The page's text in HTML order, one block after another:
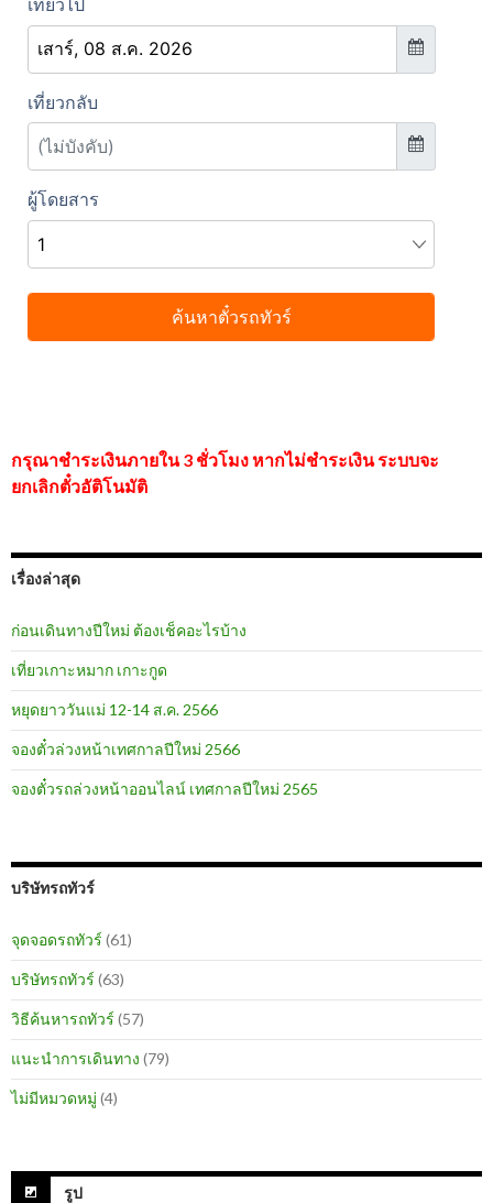
กรุณาชำระเงินภายใน 3 ชั่วโมง หากไม่ชำระเงิน ระบบจะ
ยกเลิกตั๋วอัติโนมัติ
เรื่องล่าสุด
ก่อนเดินทางปีใหม่ ต้องเช็คอะไรบ้าง
เที่ยวเกาะหมาก เกาะกูด
หยุดยาววันแม่ 12-14 ส.ค. 2566
จองตั๋วล่วงหน้าเทศกาลปีใหม่ 2566
จองตั๋วรถล่วงหน้าออนไลน์ เทศกาลปีใหม่ 2565
บริษัทรถทัวร์
จุดจอดรถทัวร์ (61)
บริษัทรถทัวร์ (63)
วิธีค้นหารถทัวร์ (57)
แนะนำการเดินทาง (79)
ไม่มีหมวดหมู่ (4)
รูป